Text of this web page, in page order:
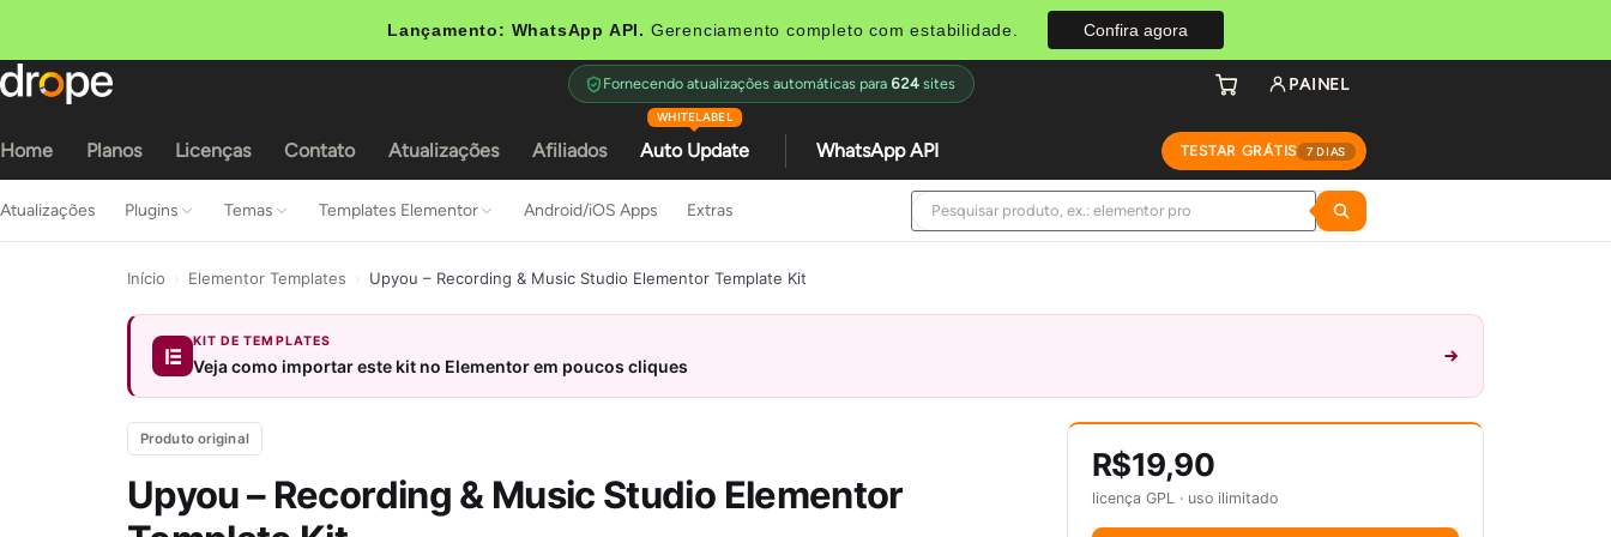
Lançamento: WhatsApp API. Gerenciamento completo com estabilidade. Confira agora
Home Planos Licenças Contato Atualizações Afiliados Auto Update
WHITELABEL
WhatsApp API TESTAR GRÁTIS 7 DIAS
Fornecendo atualizações automáticas para 624 sites PAINEL
Atualizações Plugins Temas Templates Elementor Android/iOS Apps Extras
Início Elementor Templates Upyou – Recording & Music Studio Elementor Template Kit
KIT DE TEMPLATES
Veja como importar este kit no Elementor em poucos cliques
Produto original
Upyou – Recording & Music Studio Elementor
R$19,90
licença GPL · uso ilimitado